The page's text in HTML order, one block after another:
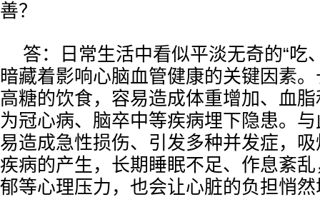
善？
答：日常生活中看似平淡无奇的“吃
暗藏着影响心脑血管健康的关键因素
高糖的饮食，容易造成体重增加、血
为冠心病、脑卒中等疾病埋下隐患。
易造成急性损伤、引发多种并发症，
疾病的产生，长期睡眠不足、作息紊
郁等心理压力，也会让心脏的负担悄